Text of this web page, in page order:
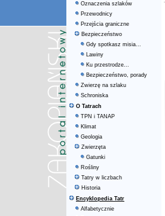
Oznaczenia szlaków
Przewodnicy
Przejścia graniczne
Bezpieczeństwo
Gdy spotkasz misia...
Lawiny
Ku przestrodze...
Bezpieczeństwo, porady
Zwierzę na szlaku
Schroniska
O Tatrach
TPN i TANAP
Klimat
Geologia
Zwierzęta
Gatunki
Rośliny
Tatry w liczbach
Historia
Encyklopedia Tatr
Alfabetycznie